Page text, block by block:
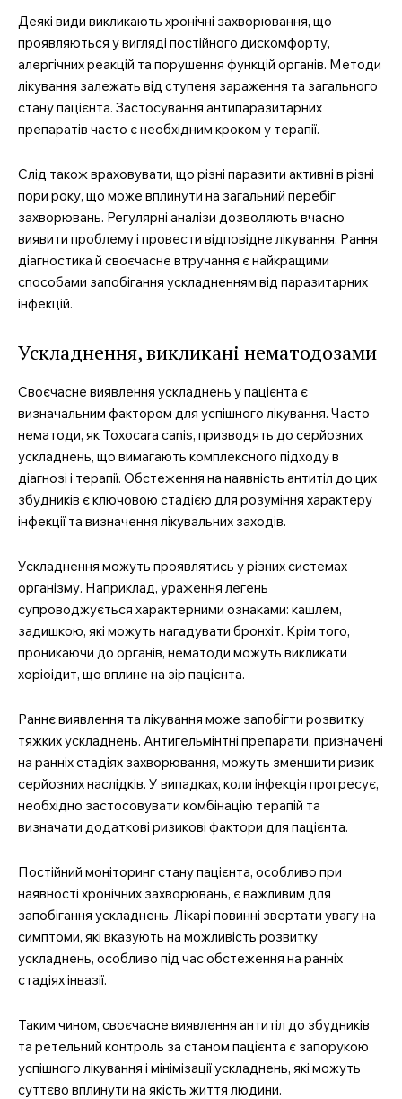
MedTerms.com.ua
професійний медичний
портал
SUBSCRIBE NOW
Company
Про нас
Контакти
Медичні книги
Деякі види викликають хронічні захворювання, що
проявляються у вигляді постійного дискомфорту,
алергічних реакцій та порушення функцій органів. Методи
лікування залежать від ступеня зараження та загального
стану пацієнта. Застосування антипаразитарних
препаратів часто є необхідним кроком у терапії.
Слід також враховувати, що різні паразити активні в різні
пори року, що може вплинути на загальний перебіг
захворювань. Регулярні аналізи дозволяють вчасно
виявити проблему і провести відповідне лікування. Рання
діагностика й своєчасне втручання є найкращими
способами запобігання ускладненням від паразитарних
інфекцій.
Ускладнення, викликані нематодозами
Своєчасне виявлення ускладнень у пацієнта є
визначальним фактором для успішного лікування. Часто
нематоди, як Toxocara canis, призводять до серйозних
ускладнень, що вимагають комплексного підходу в
діагнозі і терапії. Обстеження на наявність антитіл до цих
збудників є ключовою стадією для розуміння характеру
інфекції та визначення лікувальних заходів.
Ускладнення можуть проявлятись у різних системах
організму. Наприклад, ураження легень
супроводжується характерними ознаками: кашлем,
задишкою, які можуть нагадувати бронхіт. Крім того,
проникаючи до органів, нематоди можуть викликати
хоріоідит, що вплине на зір пацієнта.
Раннє виявлення та лікування може запобігти розвитку
тяжких ускладнень. Антигельмінтні препарати, призначені
на ранніх стадіях захворювання, можуть зменшити ризик
серйозних наслідків. У випадках, коли інфекція прогресує,
необхідно застосовувати комбінацію терапій та
визначати додаткові ризикові фактори для пацієнта.
Постійний моніторинг стану пацієнта, особливо при
наявності хронічних захворювань, є важливим для
запобігання ускладнень. Лікарі повинні звертати увагу на
симптоми, які вказують на можливість розвитку
ускладнень, особливо під час обстеження на ранніх
стадіях інвазії.
Таким чином, своєчасне виявлення антитіл до збудників
та ретельний контроль за станом пацієнта є запорукою
успішного лікування і мінімізації ускладнень, які можуть
суттєво вплинути на якість життя людини.